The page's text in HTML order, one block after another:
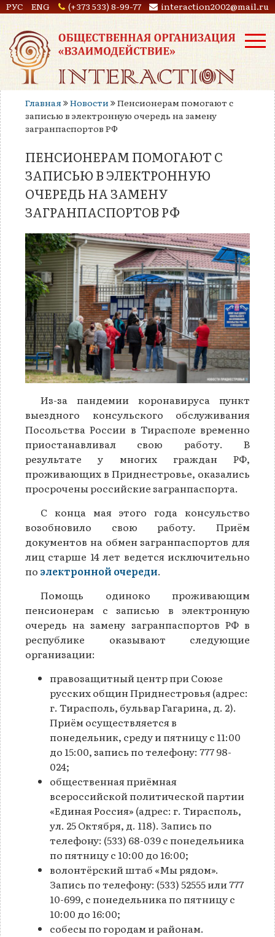
РУС ENG (+373 533) 8-99-77 interaction2002@mail.ru
Главная Новости
Пенсионерам помогают с
записью в электронную очередь на замену
загранпаспортов РФ
ПЕНСИОНЕРАМ ПОМОГАЮТ С
ЗАПИСЬЮ В ЭЛЕКТРОННУЮ
ОЧЕРЕДЬ НА ЗАМЕНУ
ЗАГРАНПАСПОРТОВ РФ
Из-за пандемии коронавируса пункт
выездного консульского обслуживания
Посольства России в Тирасполе временно
приостанавливал свою работу. В
результате у многих граждан РФ,
проживающих в Приднестровье, оказались
просрочены российские загранпаспорта.
С конца мая этого года консульство
возобновило свою работу. Приём
документов на обмен загранпаспортов для
лиц старше 14 лет ведется исключительно
по электронной очереди.
Помощь одиноко проживающим
пенсионерам с записью в электронную
очередь на замену загранпаспортов РФ в
республике оказывают следующие
организации:
правозащитный центр при Союзе
русских общин Приднестровья (адрес:
г. Тирасполь, бульвар Гагарина, д. 2).
Приём осуществляется в
понедельник, среду и пятницу с 11:00
до 15:00, запись по телефону: 777 98-
024;
общественная приёмная
всероссийской политической партии
«Единая Россия» (адрес: г. Тирасполь,
ул. 25 Октября, д. 118). Запись по
телефону: (533) 68-039 с понедельника
по пятницу с 10:00 до 16:00;
волонтёрский штаб «Мы рядом».
Запись по телефону: (533) 52555 или 777
10-699, с понедельника по пятницу с
10:00 до 16:00;
собесы по городам и районам.